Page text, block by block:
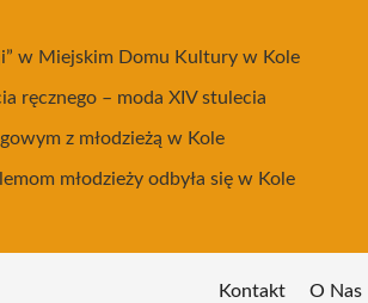
w Miejskim Domu Kultury w Kole
ręcznego – moda XIV stulecia
z młodzieżą w Kole
młodzieży odbyła się w Kole
Kontakt O Nas